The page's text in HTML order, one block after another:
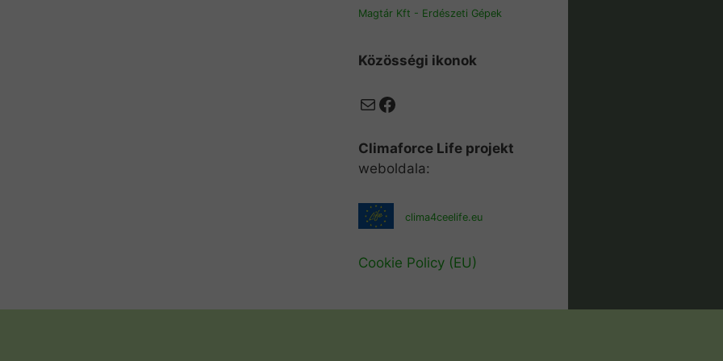
Magtár Kft - Erdészeti Gépek
Közösségi ikonok
MailFacebook
Climaforce Life projekt
weboldala:
clima4ceelife.eu
Cookie Policy (EU)